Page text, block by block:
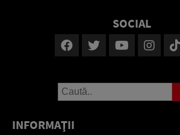
SOCIAL
INFORMAŢII